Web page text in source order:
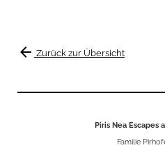
arrow_back Zurück zur Übersicht
Piris Nea Escapes
Familie